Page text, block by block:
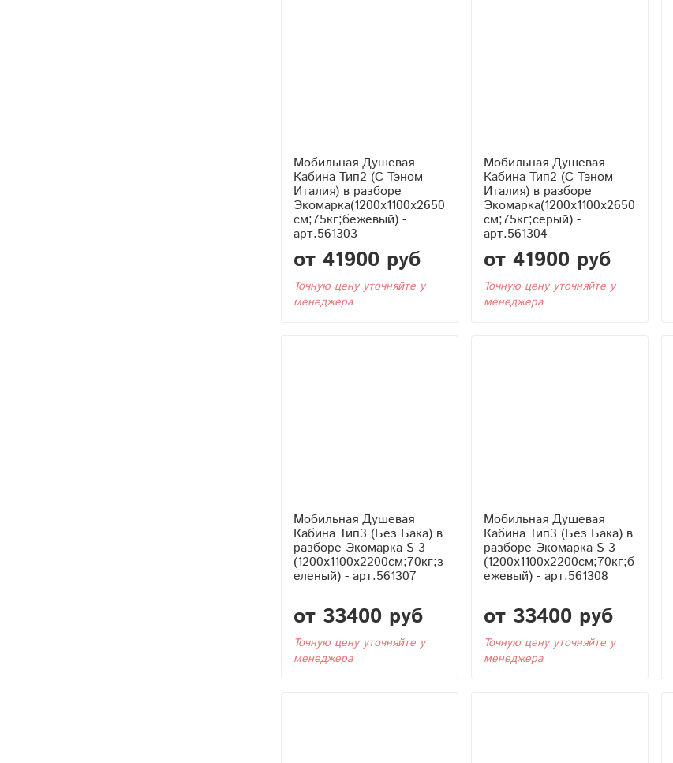
Мобильная Душевая
Кабина Тип2 (С Тэном
Италия) в разборе
Экомарка(1200x1100x2650
см;75кг;бежевый) -
арт.561303
от 41900 руб
Точную цену уточняйте у
менеджера
Мобильная Душевая
Кабина Тип2 (С Тэном
Италия) в разборе
Экомарка(1200x1100x2650
см;75кг;серый) -
арт.561304
от 41900 руб
Точную цену уточняйте у
менеджера
Мобильная Душевая
Кабина Тип3 (Без Бака) в
разборе Экомарка S-3
(1200x1100x2200см;70кг;з
еленый) - арт.561307
от 33400 руб
Точную цену уточняйте у
менеджера
Мобильная Душевая
Кабина Тип3 (Без Бака) в
разборе Экомарка S-3
(1200x1100x2200см;70кг;б
ежевый) - арт.561308
от 33400 руб
Точную цену уточняйте у
менеджера